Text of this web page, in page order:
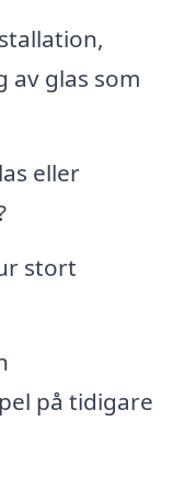
av glas som
eller
stort
på tidigare